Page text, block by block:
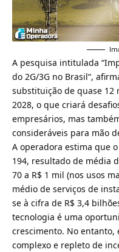
A pesquisa intitulada “
do 2G/3G no Brasil“,
substituição de quase 12
2028, o que criará
empresários, mas
consideráveis para mão
A operadora estima que
194, resultado de média
70 a R$ 1 mil (nos usos
médio de serviços de
se à cifra de R$ 3,4
tecnologia é uma
crescimento. No entanto,
complexo e repleto de